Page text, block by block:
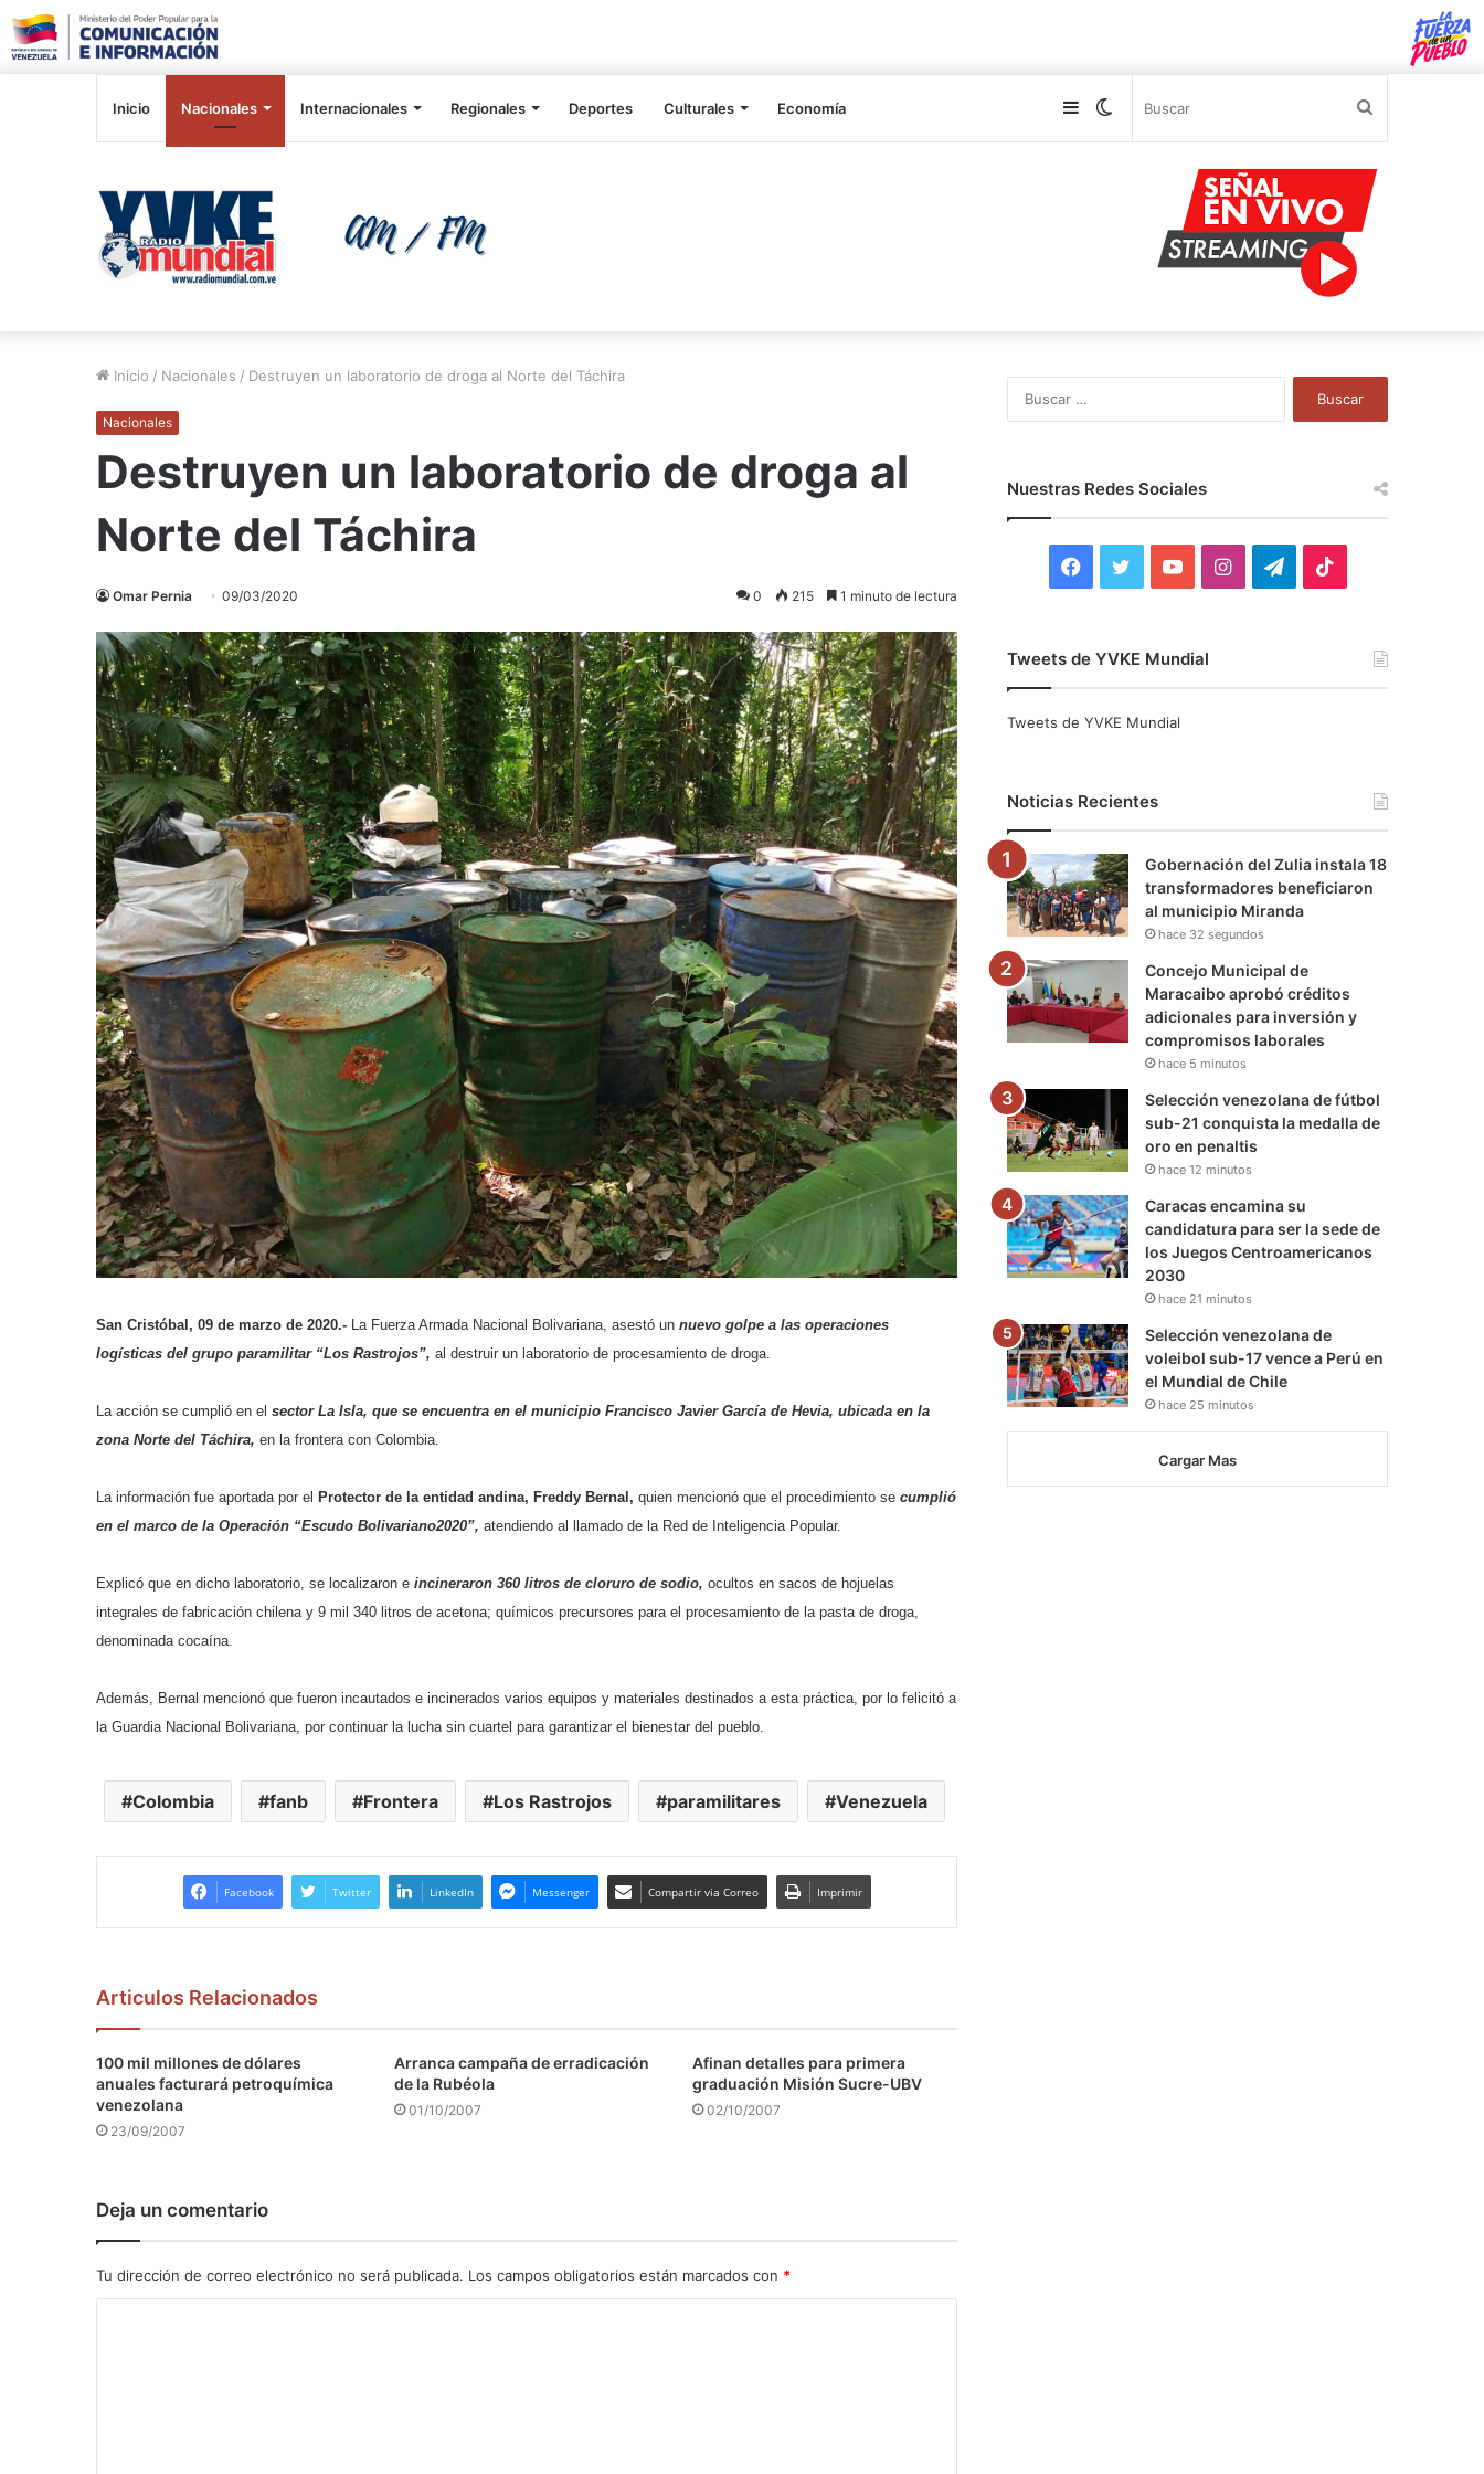
Inicio Nacionales Internacionales Regionales Deportes Culturales Economía Switch
Sidebar
Inicio / Nacionales / Destruyen un laboratorio de droga al Norte del Táchira
Nacionales
Destruyen un laboratorio de droga al
Norte del Táchira
Omar Pernia 09/03/2020 0 215 1 minuto de lectura
San Cristóbal, 09 de marzo de 2020.- La Fuerza Armada Nacional Bolivariana, asestó un nuevo golpe a las operaciones
logísticas del grupo paramilitar “Los Rastrojos”, al destruir un laboratorio de procesamiento de droga.
La acción se cumplió en el sector La Isla, que se encuentra en el municipio Francisco Javier García de Hevia, ubicada en la
zona Norte del Táchira, en la frontera con Colombia.
La información fue aportada por el Protector de la entidad andina, Freddy Bernal, quien mencionó que el procedimiento se cumplió
en el marco de la Operación “Escudo Bolivariano2020”, atendiendo al llamado de la Red de Inteligencia Popular.
Explicó que en dicho laboratorio, se localizaron e incineraron 360 litros de cloruro de sodio, ocultos en sacos de hojuelas
integrales de fabricación chilena y 9 mil 340 litros de acetona; químicos precursores para el procesamiento de la pasta de droga,
denominada cocaína.
Además, Bernal mencionó que fueron incautados e incinerados varios equipos y materiales destinados a esta práctica, por lo felicitó a
la Guardia Nacional Bolivariana, por continuar la lucha sin cuartel para garantizar el bienestar del pueblo.
Colombia fanb Frontera Los Rastrojos paramilitares Venezuela
Facebook Twitter LinkedIn Messenger Compartir via Correo Imprimir
Articulos Relacionados
100 mil millones de dólares
anuales facturará petroquímica
venezolana
23/09/2007
Arranca campaña de erradicación
de la Rubéola
01/10/2007
Afinan detalles para primera
graduación Misión Sucre-UBV
02/10/2007
Deja un comentario
Tu dirección de correo electrónico no será publicada. Los campos obligatorios están marcados con *
Nuestras Redes Sociales
F
c
o
k
i
r
Y
u
e
I
r
a
m
T
a
m
Tweets de YVKE Mundial
Tweets de YVKE Mundial
Noticias Recientes
Gobernación del Zulia instala 18
transformadores beneficiaron
al municipio Miranda
hace 32 segundos
Concejo Municipal de
Maracaibo aprobó créditos
adicionales para inversión y
compromisos laborales
hace 5 minutos
Selección venezolana de fútbol
sub-21 conquista la medalla de
oro en penaltis
hace 12 minutos
Caracas encamina su
candidatura para ser la sede de
los Juegos Centroamericanos
2030
hace 21 minutos
Selección venezolana de
voleibol sub-17 vence a Perú en
el Mundial de Chile
hace 25 minutos
Cargar Mas